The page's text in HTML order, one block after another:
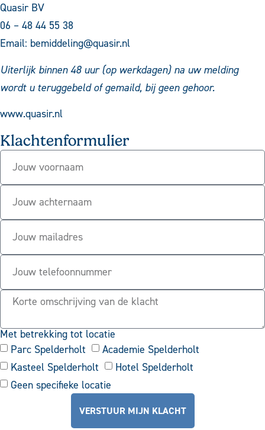
Quasir BV
06 – 48 44 55 38
Email: bemiddeling@quasir.nl
Uiterlijk binnen 48 uur (op werkdagen) na uw melding
wordt u teruggebeld of gemaild, bij geen gehoor.
www.quasir.nl
Klachtenformulier
Met betrekking tot locatie
Parc Spelderholt
Academie Spelderholt
Kasteel Spelderholt
Hotel Spelderholt
Geen specifieke locatie
VERSTUUR MIJN KLACHT